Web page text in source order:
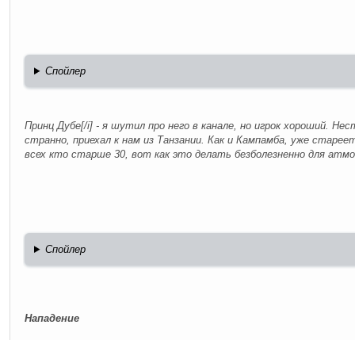
Спойлер
Принц Дубе[/i] - я шутил про него в канале, но игрок хороший.
странно, приехал к нам из Танзании. Как и Кампамба, уже
всех кто старше 30, вот как это делать безболезненно для
Спойлер
Нападение